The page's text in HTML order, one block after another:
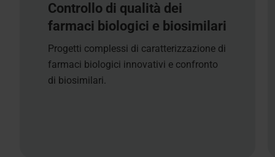
Controllo di qualità dei
farmaci biologici e biosimilari
Progetti complessi di caratterizzazione di
farmaci biologici innovativi e confronto
di biosimilari.